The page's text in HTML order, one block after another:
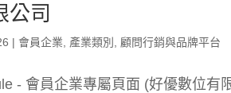
公司
| 會員企業 產業類別 顧問行銷與品牌平台
- 會員企業專屬頁面 (好優數位